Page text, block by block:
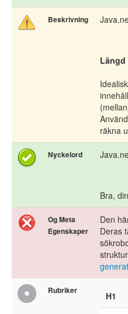
Beskrivning
Längd
Använd
räkna
Nyckelord
Bra,
Og Meta
Egenskaper
Den
Deras
Rubriker H1